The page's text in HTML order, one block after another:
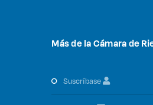
Más de la Cámara de
suscríbase